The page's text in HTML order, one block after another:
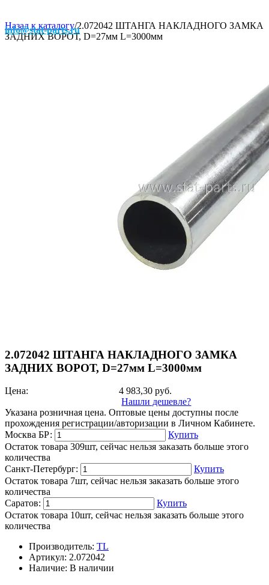
info@stat-parts.ru
Назад к каталогу/2.072042 ШТАНГА НАКЛАДНОГО ЗАМКА
ЗАДНИХ ВОРОТ, D=27мм L=3000мм
2.072042 ШТАНГА НАКЛАДНОГО ЗАМКА
ЗАДНИХ ВОРОТ, D=27мм L=3000мм
Цена: 4 983,30руб.
Нашли дешевле?
Указана розничная цена. Оптовые цены доступны после
прохождения регистрации/авторизации в Личном Кабинете.
Москва БР:
Купить
Остаток товара 309шт, сейчас нельзя заказать больше этого
количества
Санкт-Петербург:
Купить
Остаток товара 7шт, сейчас нельзя заказать больше этого
количества
Саратов:
Купить
Остаток товара 10шт, сейчас нельзя заказать больше этого
количества
Производитель: TL
Артикул: 2.072042
Наличие: В наличии